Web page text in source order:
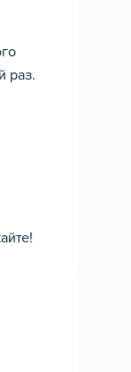
раз.